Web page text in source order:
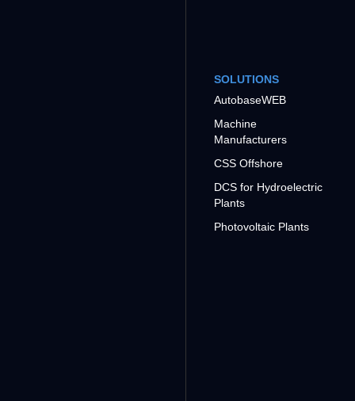
SOLUTIONS
AutobaseWEB
Machine
Manufacturers
CSS Offshore
DCS for Hydroelectric
Plants
Photovoltaic Plants